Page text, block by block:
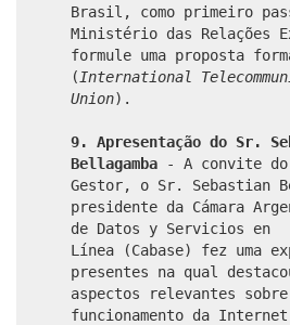
Brasil, como primeiro
Ministério das Relações
formule uma proposta
( International
Union).
9. Apresentação do Sr.
Bellagamba - A convite do
Gestor, o Sr. Sebastian
presidente da Cámara
de Datos y Servicios en
Línea (Cabase) fez uma
presentes na qual
aspectos relevantes
funcionamento da